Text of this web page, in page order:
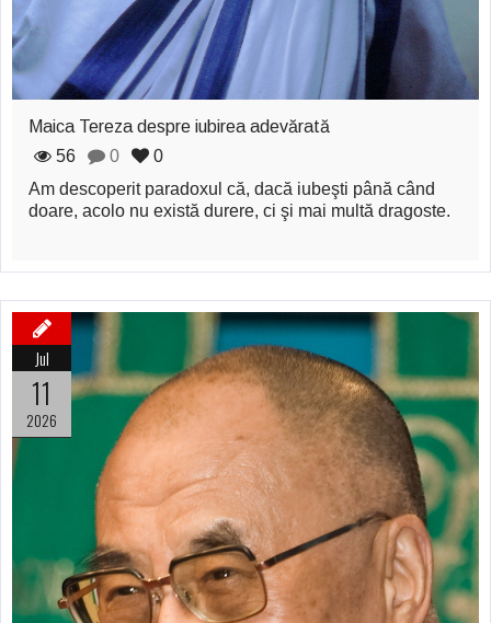
Maica Tereza despre iubirea adevărată
56
0
0
Am descoperit paradoxul că, dacă iubeşti până când
doare, acolo nu există durere, ci şi mai multă dragoste.
Jul
11
2026